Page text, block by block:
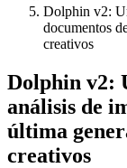
Dolphin v2:
documentos
creativos
Dolphin v2:
análisis de
última
creativos